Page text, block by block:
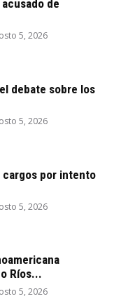
de
5, 2026
debate sobre los
5, 2026
por intento
5, 2026
Ríos...
5, 2026